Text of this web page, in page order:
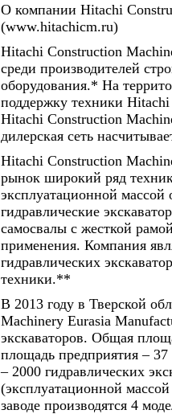
О компании Hitachi
(www.hitachicm.ru)
Hitachi Construction
среди производителей
оборудования.* На
поддержку техники
Hitachi Construction
дилерская сеть
Hitachi Construction
рынок широкий ряд
эксплуатационной массой
гидравлические
самосвалы с жесткой
применения. Компания
гидравлических
техники.**
В 2013 году в Тверской
Machinery Eurasia
экскаваторов. Общая
площадь предприятия –
– 2000 гидравлических
(эксплуатационной
заводе производятся 4